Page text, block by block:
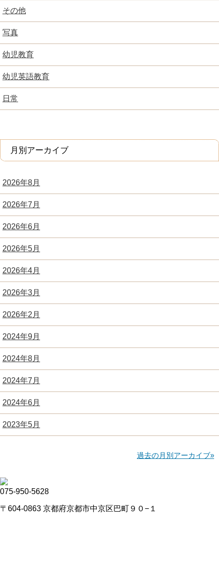
その他
写真
幼児教育
幼児英語教育
日常
月別アーカイブ
2026年8月
2026年7月
2026年6月
2026年5月
2026年4月
2026年3月
2026年2月
2024年9月
2024年8月
2024年7月
2024年6月
2023年5月
過去の月別アーカイブ»
075-950-5628
〒604-0863 京都府京都市中京区巴町９０−１